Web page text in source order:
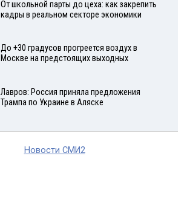
От школьной парты до цеха: как закрепить
кадры в реальном секторе экономики
До +30 градусов прогреется воздух в
Москве на предстоящих выходных
Лавров: Россия приняла предложения
Трампа по Украине в Аляске
Новости СМИ2